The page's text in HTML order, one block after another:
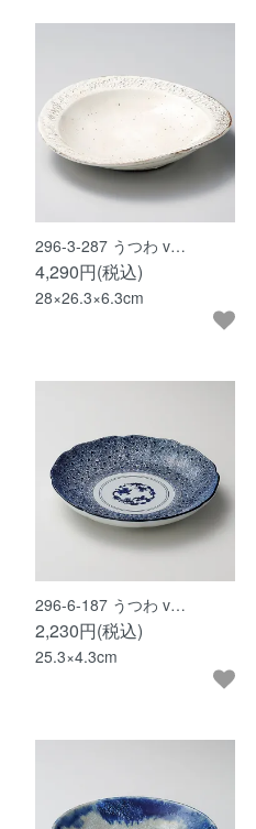
296-3-287 うつわ v…
4,290円(税込)
28×26.3×6.3cm
296-6-187 うつわ v…
2,230円(税込)
25.3×4.3cm